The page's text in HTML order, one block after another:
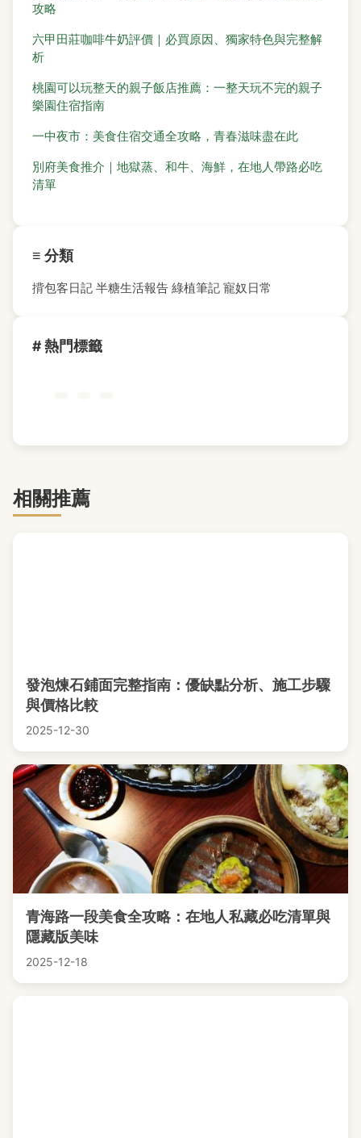
攻略
六甲田莊咖啡牛奶評價｜必買原因、獨家特色與完整解
析
桃園可以玩整天的親子飯店推薦：一整天玩不完的親子
樂園住宿指南
一中夜市：美食住宿交通全攻略，青春滋味盡在此
別府美食推介｜地獄蒸、和牛、海鮮，在地人帶路必吃
清單
≡ 分類
揹包客日記 半糖生活報告 綠植筆記 寵奴日常
# 熱門標籤
相關推薦
發泡煉石鋪面完整指南：優缺點分析、施工步驟
與價格比較
2025-12-30
青海路一段美食全攻略：在地人私藏必吃清單與
隱藏版美味
2025-12-18